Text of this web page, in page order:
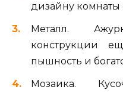
дизайну комнаты
Металл.
конструкции
пышность и
Мозаика.